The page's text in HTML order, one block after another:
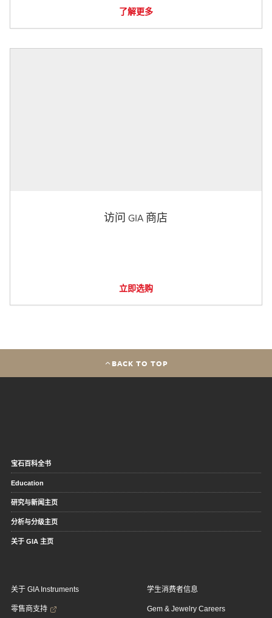
了解更多
访问 GIA 商店
立即选购
BACK TO TOP
宝石百科全书
Education
研究与新闻主页
分析与分级主页
关于 GIA 主页
关于 GIA Instruments
零售商支持
学生消费者信息
Gem & Jewelry Careers